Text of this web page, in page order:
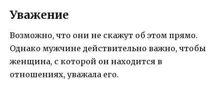
Уважение
Возможно, что они не скажут об этом прямо.
Однако мужчине действительно важно, чтобы
женщина, с которой он находится в
отношениях, уважала его.